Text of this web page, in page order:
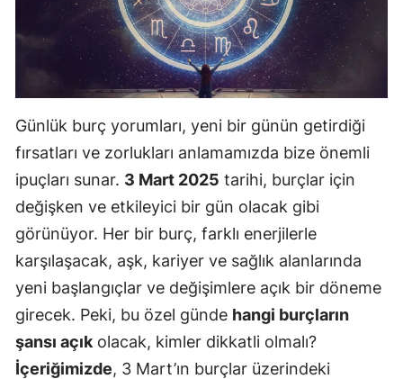
Günlük burç yorumları, yeni bir günün getirdiği
fırsatları ve zorlukları anlamamızda bize önemli
ipuçları sunar. 3 Mart 2025 tarihi, burçlar için
değişken ve etkileyici bir gün olacak gibi
görünüyor. Her bir burç, farklı enerjilerle
karşılaşacak, aşk, kariyer ve sağlık alanlarında
yeni başlangıçlar ve değişimlere açık bir döneme
girecek. Peki, bu özel günde hangi burçların
şansı açık olacak, kimler dikkatli olmalı?
İçeriğimizde, 3 Mart’ın burçlar üzerindeki